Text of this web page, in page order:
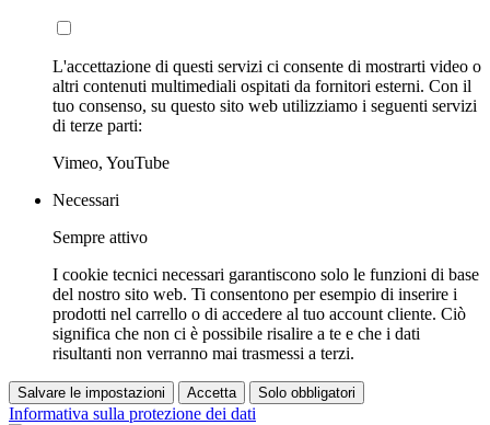
L'accettazione di questi servizi ci consente di mostrarti video o
altri contenuti multimediali ospitati da fornitori esterni. Con il
tuo consenso, su questo sito web utilizziamo i seguenti servizi
di terze parti:
Vimeo, YouTube
Necessari
Sempre attivo
I cookie tecnici necessari garantiscono solo le funzioni di base
del nostro sito web. Ti consentono per esempio di inserire i
prodotti nel carrello o di accedere al tuo account cliente. Ciò
significa che non ci è possibile risalire a te e che i dati
risultanti non verranno mai trasmessi a terzi.
Salvare le impostazioni Accetta Solo obbligatori
Informativa sulla protezione dei dati